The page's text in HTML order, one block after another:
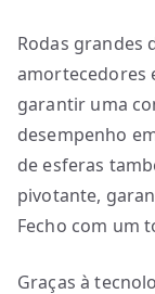
Rodas grandes
amortecedores
garantir uma
desempenho
de esferas
pivotante,
Fecho com um
Graças à